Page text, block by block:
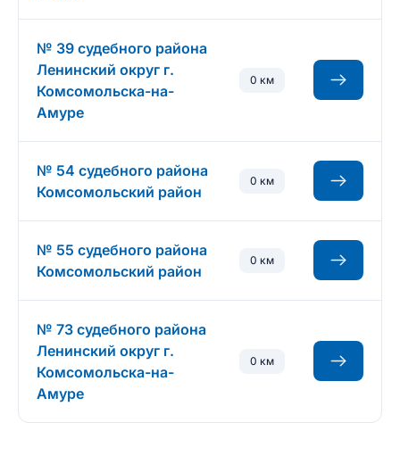
№ 39 судебного района
Ленинский округ г.
Комсомольска-на-
Амуре
0 км
№ 54 судебного района
Комсомольский район
0 км
№ 55 судебного района
Комсомольский район
0 км
№ 73 судебного района
Ленинский округ г.
Комсомольска-на-
Амуре
0 км